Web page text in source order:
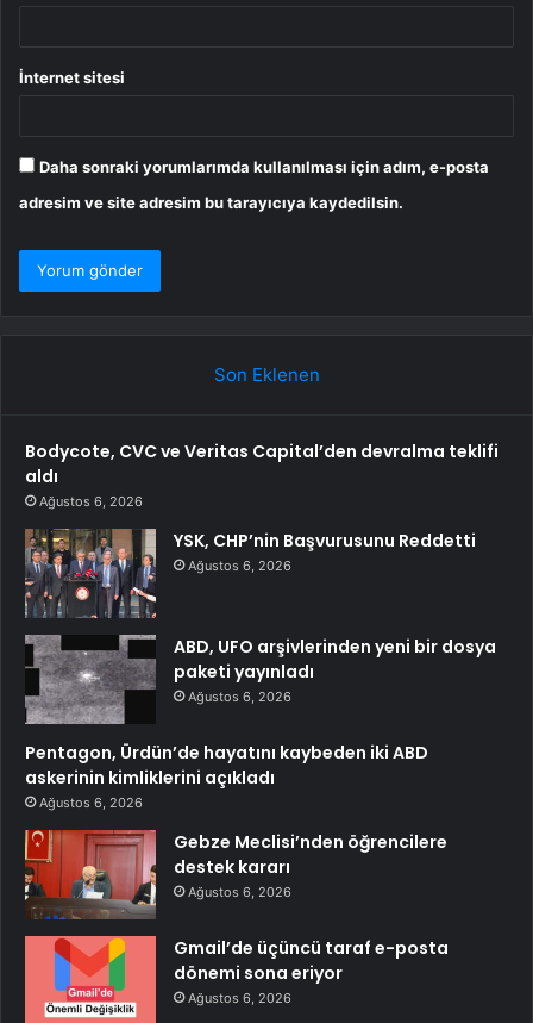
İnternet sitesi
Daha sonraki yorumlarımda kullanılması için adım, e-posta
adresim ve site adresim bu tarayıcıya kaydedilsin.
Son Eklenen
Bodycote, CVC ve Veritas Capital’den devralma teklifi
aldı
Ağustos 6, 2026
YSK, CHP’nin Başvurusunu Reddetti
Ağustos 6, 2026
ABD, UFO arşivlerinden yeni bir dosya
paketi yayınladı
Ağustos 6, 2026
Pentagon, Ürdün’de hayatını kaybeden iki ABD
askerinin kimliklerini açıkladı
Ağustos 6, 2026
Gebze Meclisi’nden öğrencilere
destek kararı
Ağustos 6, 2026
Gmail’de üçüncü taraf e-posta
dönemi sona eriyor
Ağustos 6, 2026